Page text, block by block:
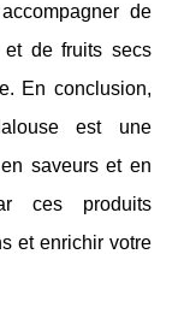
de
et de fruits secs
En conclusion,
est une
saveurs et en
ces produits
et enrichir votre